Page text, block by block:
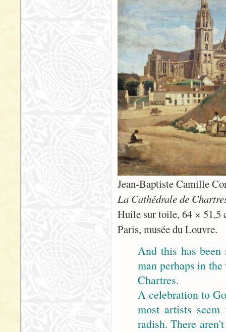
Jean-Baptiste Camille
La Cathédrale de
Huile sur toile, 64 × 51,5
Paris, musée du Louvre.
And this has
man perhaps in
Chartres.
A celebration to
most artists
radish. There